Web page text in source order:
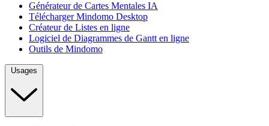
Générateur de Cartes Mentales IA
Télécharger Mindomo Desktop
Créateur de Listes en ligne
Logiciel de Diagrammes de Gantt en ligne
Outils de Mindomo
Usages